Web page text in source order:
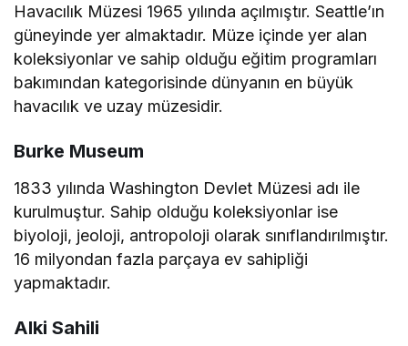
Havacılık Müzesi 1965 yılında açılmıştır. Seattle’ın
güneyinde yer almaktadır. Müze içinde yer alan
koleksiyonlar ve sahip olduğu eğitim programları
bakımından kategorisinde dünyanın en büyük
havacılık ve uzay müzesidir.
Burke Museum
1833 yılında Washington Devlet Müzesi adı ile
kurulmuştur. Sahip olduğu koleksiyonlar ise
biyoloji, jeoloji, antropoloji olarak sınıflandırılmıştır.
16 milyondan fazla parçaya ev sahipliği
yapmaktadır.
Alki Sahili